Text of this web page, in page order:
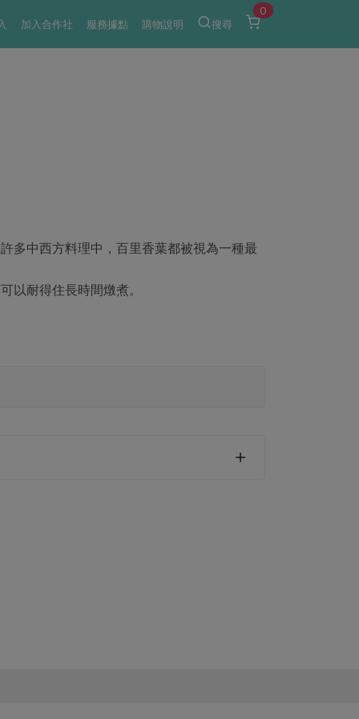
加入合作社 服務據點 購物說明 搜尋
0
多中西方料理中，百里香葉都被視為一種最
以耐得住長時間燉煮。